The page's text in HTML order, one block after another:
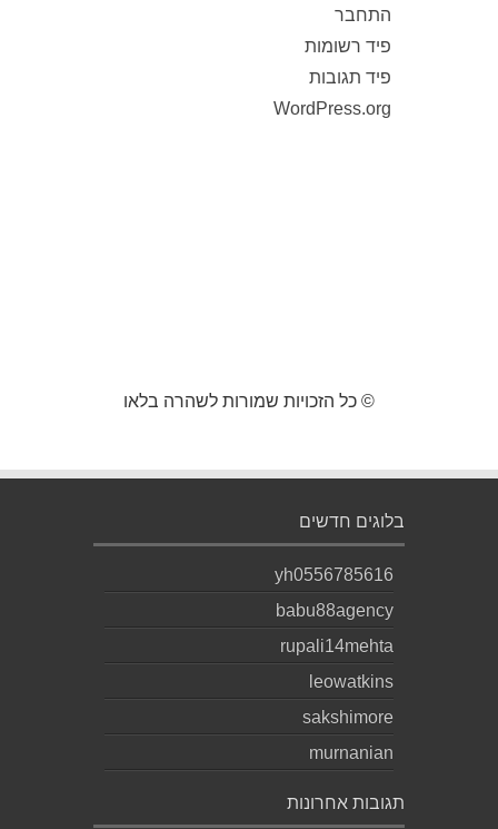
התחבר
פיד רשומות
פיד תגובות
WordPress.org
© כל הזכויות שמורות לשהרה בלאו
בלוגים חדשים
yh0556785616
babu88agency
rupali14mehta
leowatkins
sakshimore
murnanian
תגובות אחרונות